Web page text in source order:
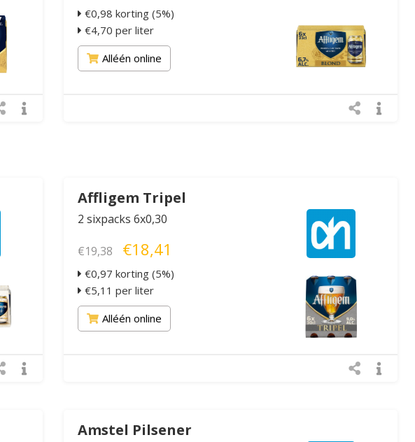
€0,98 korting (5%)
€4,70 per liter
Alléén online
Affligem Tripel
2 sixpacks 6x0,30
€19,38 €18,41
€0,97 korting (5%)
€5,11 per liter
Alléén online
Amstel Pilsener